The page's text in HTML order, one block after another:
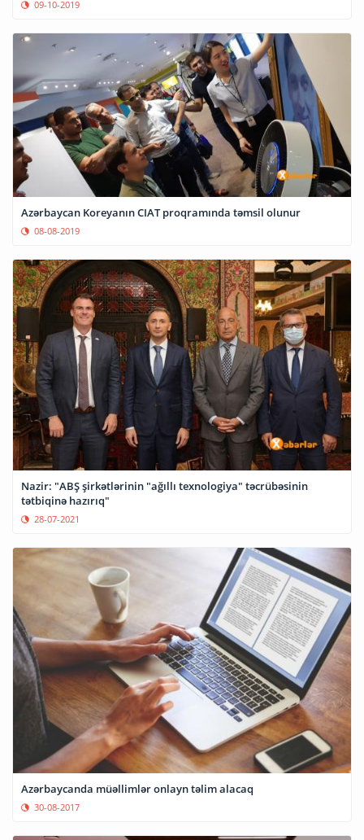
09-10-2019
Azərbaycan Koreyanın CIAT proqramında təmsil olunur
08-08-2019
Nazir: "ABŞ şirkətlərinin "ağıllı texnologiya" təcrübəsinin
tətbiqinə hazırıq"
28-07-2021
Azərbaycanda müəllimlər onlayn təlim alacaq
30-08-2017